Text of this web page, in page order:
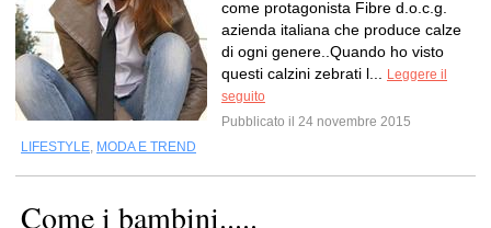
come protagonista Fibre d.o.c.g.
azienda italiana che produce calze
di ogni genere..Quando ho visto
questi calzini zebrati l...
Leggere il
seguito
Pubblicato il 24 novembre 2015
LIFESTYLE, MODA E TREND
Come i bambini.....